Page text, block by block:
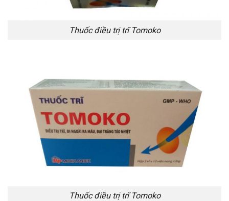
Thuốc điều trị trĩ Tomoko
Thuốc điều trị trĩ Tomoko